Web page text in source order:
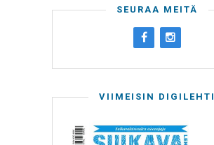
SEURAA MEITÄ
VIIMEISIN DIGILEHTI